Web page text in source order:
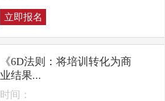
立即报名
《6D法则：将培训转化为商
业结果...
时间：